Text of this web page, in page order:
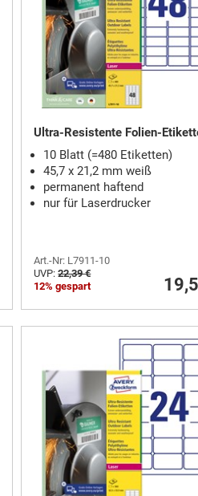
Ultra-Resistente Folien-
10 Blatt (=480 Etiketten)
45,7 x 21,2 mm weiß
permanent haftend
nur für Laserdrucker
Art.-Nr: L7911-10
UVP:22,39 €
12% gespart